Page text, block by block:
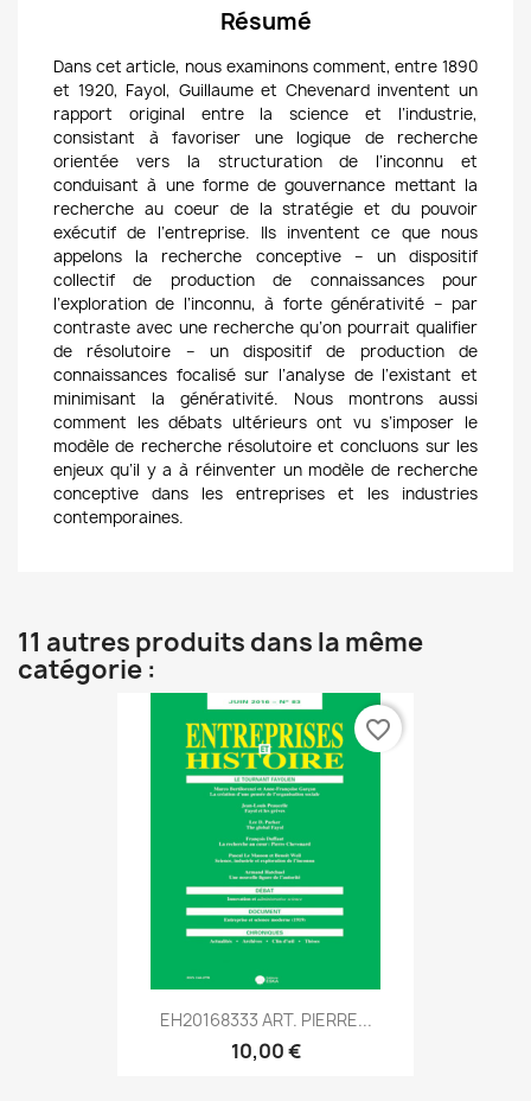
Résumé
Dans cet article, nous examinons comment, entre 1890
et 1920, Fayol, Guillaume et Chevenard inventent un
rapport original entre la science et l’industrie,
consistant à favoriser une logique de recherche
orientée vers la structuration de l’inconnu et
conduisant à une forme de gouvernance mettant la
recherche au coeur de la stratégie et du pouvoir
exécutif de l’entreprise. Ils inventent ce que nous
appelons la recherche conceptive – un dispositif
collectif de production de connaissances pour
l’exploration de l’inconnu, à forte générativité – par
contraste avec une recherche qu’on pourrait qualifier
de résolutoire – un dispositif de production de
connaissances focalisé sur l’analyse de l’existant et
minimisant la générativité. Nous montrons aussi
comment les débats ultérieurs ont vu s’imposer le
modèle de recherche résolutoire et concluons sur les
enjeux qu’il y a à réinventer un modèle de recherche
conceptive dans les entreprises et les industries
contemporaines.
11 autres produits dans la même
catégorie :
EH20168333 ART. PIERRE...
10,00 €
favorite_border